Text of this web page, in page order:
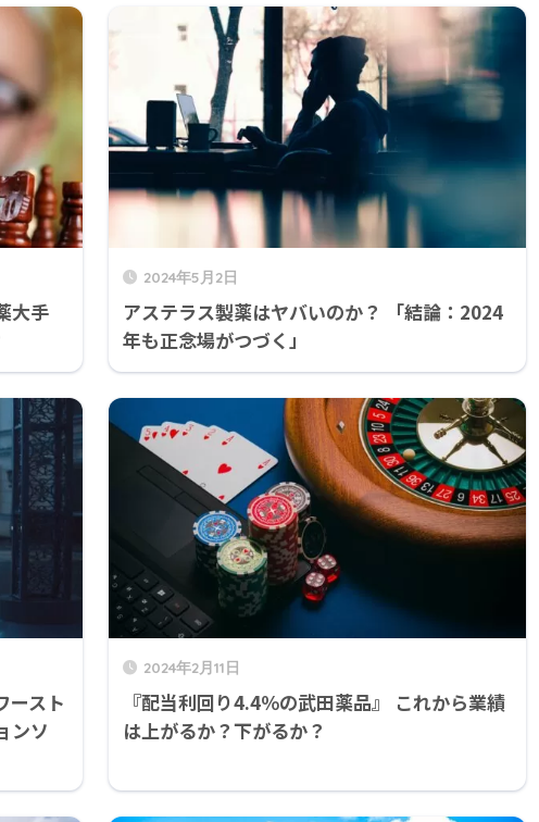
大手
2024年5月2日
アステラス製薬はヤバいのか？ 「結論：2024
年も正念場がつづく」
ースト
ンソ
2024年2月11日
『配当利回り4.4％の武田薬品』 これから業績
は上がるか？下がるか？